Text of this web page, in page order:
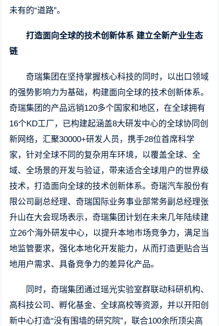
未有的“道路”。
打造面向全球的技术创新体系 建立全新产业生态
链
奇瑞集团在坚持掌握核心科技的同时，以出口领域
的强势影响力为基础，构建面向全球的技术创新体系。
奇瑞集团的产品远销120多个国家和地区，在全球拥有
16个KD工厂，已构建起涵盖8大研发中心的全球协同创
新网络，汇聚30000+研发人员，携手28位首席科学
家，针对全球不同的复杂用车环境，以覆盖全球、全
域、全场景的开发与验证，带来适合全球用户的世界级
技术，打造面向全球的技术创新体系。奇瑞汽车股份有
限公司副总经理、奇瑞国际业务事业部常务副总经理张
升山在大会现场表示，奇瑞集团计划在未来几年陆续建
立26个海外研发中心，以提升本地市场竞争力，满足当
地监管要求，强化本地化开发能力，从而打造更贴合当
地用户需求、具备竞争力的差异化产品。
同时，奇瑞集团通过瑶光实验室群联动科研机构、
高科技公司、孵化基金、全球高校等资源，并以开阳创
新中心打造“没有围墙的研究院”，联合100余所顶尖高